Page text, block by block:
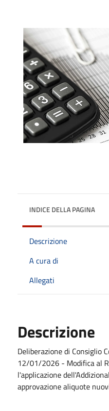
INDICE DELLA PAGINA
Descrizione
A cura di
Allegati
Descrizione
Deliberazione di Consiglio
12/01/2026 - Modifica al
l'applicazione
approvazione aliquote